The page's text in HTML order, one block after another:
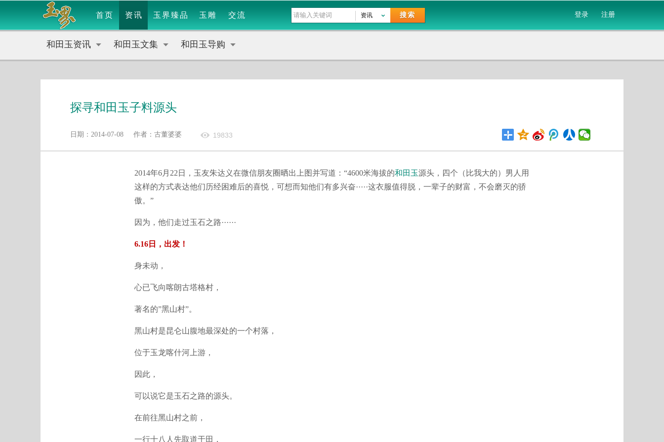
首页 资讯 玉界臻品 玉雕 交流 搜索
资讯 登录 注册
和田玉资讯 和田玉文集 和田玉导购
探寻和田玉子料源头
日期：2014-07-08 作者：古董婆婆 19833
2014年6月22日，玉友朱达义在微信朋友圈晒出上图并写道：“4600米海拔的和田玉源头，四个（比我大的）男人用
这样的方式表达他们历经困难后的喜悦，可想而知他们有多兴奋·····这衣服值得脱，一辈子的财富，不会磨灭的骄
傲。”
因为，他们走过玉石之路······
6.16日，出发！
身未动，
心已飞向喀朗古塔格村，
著名的”黑山村”。
黑山村是昆仑山腹地最深处的一个村落，
位于玉龙喀什河上游，
因此，
可以说它是玉石之路的源头。
在前往黑山村之前，
一行十八人先取道于田，